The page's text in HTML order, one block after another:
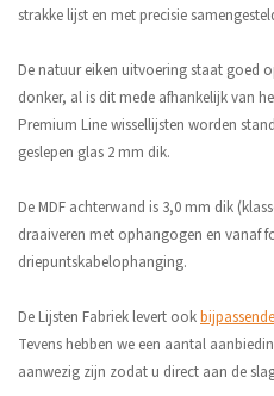
strakke lijst en met precisie
De natuur eiken uitvoering staat goed
donker, al is dit mede afhankelijk van
Premium Line wissellijsten worden
geslepen glas 2 mm dik.
De MDF achterwand is 3,0 mm dik
draaiveren met ophangogen en vanaf
driepuntskabelophanging.
De Lijsten Fabriek levert ook
Tevens hebben we een aantal
aanwezig zijn zodat u direct aan de